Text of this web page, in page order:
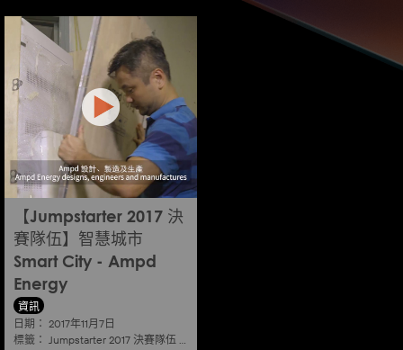
【Jumpstarter 2017 決
賽隊伍】智慧城市
Smart City - Ampd
Energy
資訊
日期： 2017年11月7日
標籤： Jumpstarter 2017 決賽隊伍